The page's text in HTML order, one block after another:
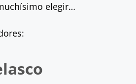
elegir…